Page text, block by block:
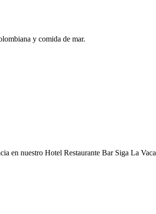
y comida de mar.
en nuestro Hotel Restaurante Bar Siga La Vaca